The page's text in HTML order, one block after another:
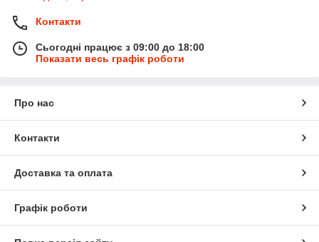
Контакти
Сьогодні працює з 09:00 до 18:00
Показати весь графік роботи
Про нас
Контакти
Доставка та оплата
Графік роботи